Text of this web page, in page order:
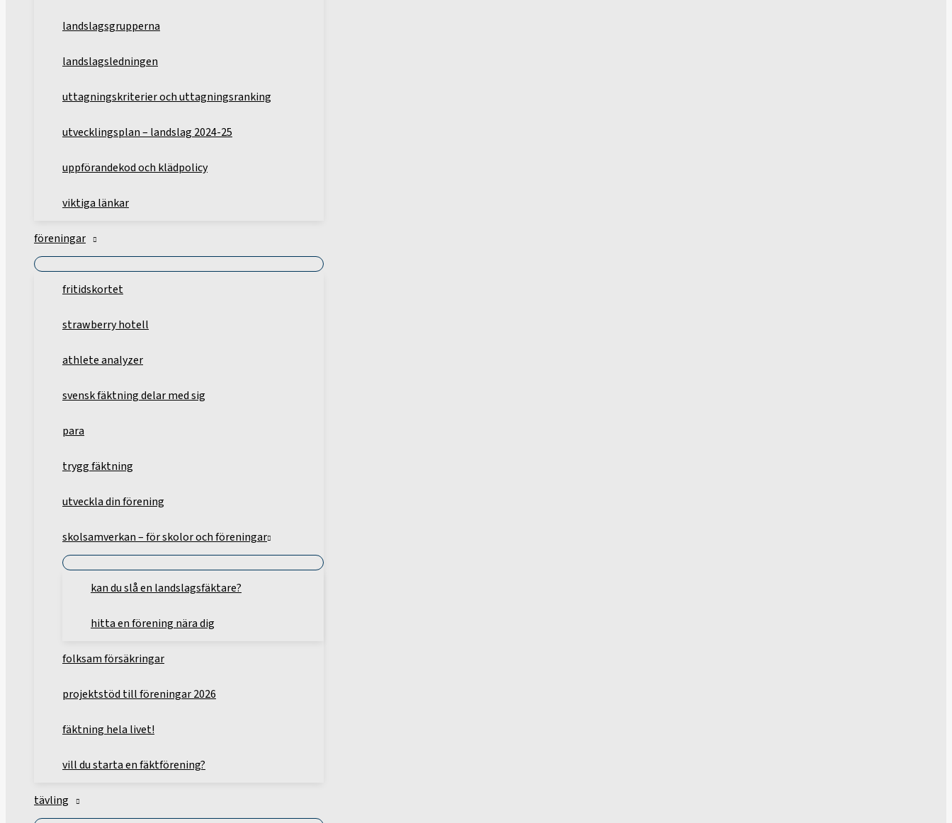
landslagsgrupperna
landslagsledningen
uttagningskriterier och uttagningsranking
utvecklingsplan – landslag 2024-25
uppförandekod och klädpolicy
viktiga länkar
föreningar
fritidskortet
strawberry hotell
athlete analyzer
svensk fäktning delar med sig
para
trygg fäktning
utveckla din förening
skolsamverkan – för skolor och föreningar
kan du slå en landslagsfäktare?
hitta en förening nära dig
folksam försäkringar
projektstöd till föreningar 2026
fäktning hela livet!
vill du starta en fäktförening?
tävling